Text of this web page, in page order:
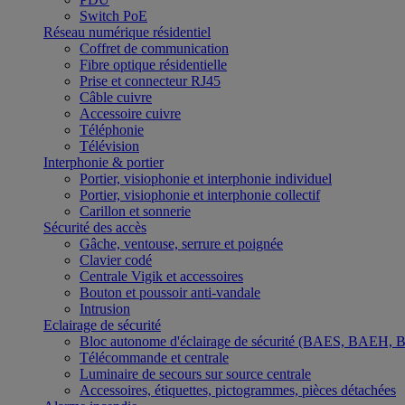
Switch PoE
Réseau numérique résidentiel
Coffret de communication
Fibre optique résidentielle
Prise et connecteur RJ45
Câble cuivre
Accessoire cuivre
Téléphonie
Télévision
Interphonie & portier
Portier, visiophonie et interphonie individuel
Portier, visiophonie et interphonie collectif
Carillon et sonnerie
Sécurité des accès
Gâche, ventouse, serrure et poignée
Clavier codé
Centrale Vigik et accessoires
Bouton et poussoir anti-vandale
Intrusion
Eclairage de sécurité
Bloc autonome d'éclairage de sécurité (BAES,
Télécommande et centrale
Luminaire de secours sur source centrale
Accessoires, étiquettes, pictogrammes, pièces détachées